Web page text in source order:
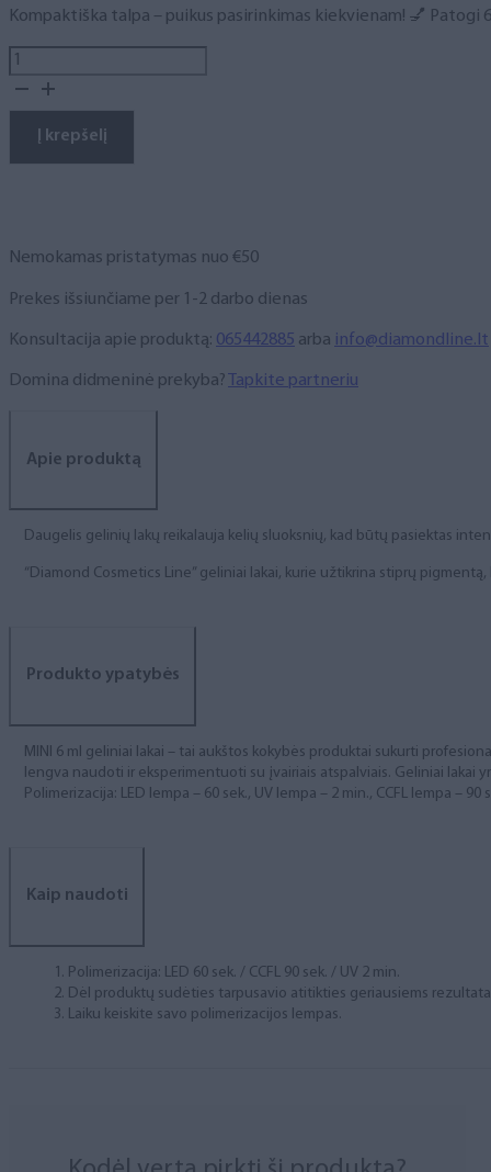
Kompaktiška talpa – puikus pasirinkimas kiekvienam! 💅
produkto
kiekis:
gelinis
lakas,
Į krepšelį
Nemokamas pristatymas nuo €50
Prekes išsiunčiame per 1-2 darbo dienas
Konsultacija apie produktą: 065442885 arba info@diamondline.lt
Domina didmeninė prekyba? Tapkite partneriu
Apie produktą
Daugelis gelinių lakų reikalauja kelių sluoksnių, kad būtų pasiektas
“Diamond Cosmetics Line” geliniai lakai, kurie užtikrina stiprų
Produkto ypatybės
MINI 6 ml geliniai lakai – tai aukštos kokybės produktai sukurti
lengva naudoti ir eksperimentuoti su įvairiais atspalviais. Geliniai lakai
Polimerizacija: LED lempa – 60 sek., UV lempa – 2 min., CCFL lempa – 90
Kaip naudoti
Polimerizacija: LED 60 sek. / CCFL 90 sek. / UV 2 min.
Dėl produktų sudėties tarpusavio atitikties geriausiems
Laiku keiskite savo polimerizacijos lempas.